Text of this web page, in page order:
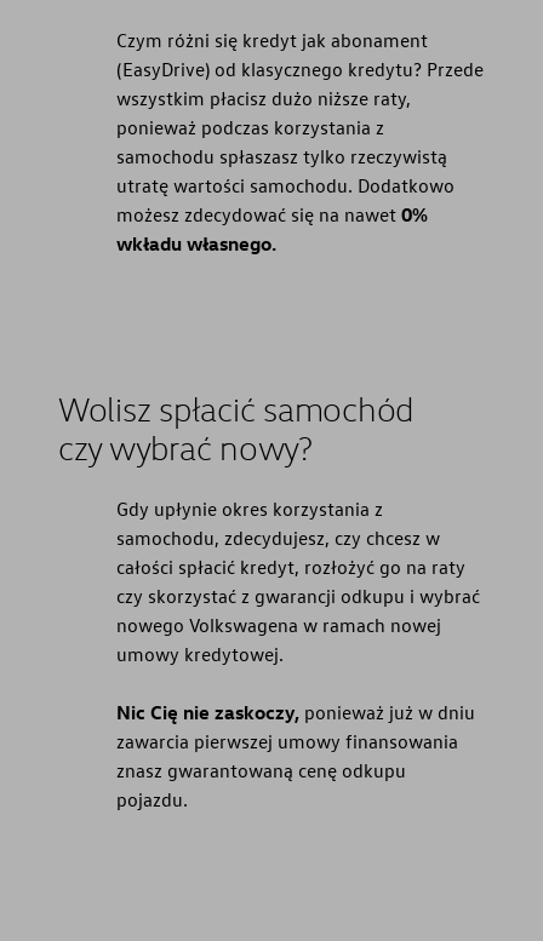
Czym różni się kredyt jak abonament
(EasyDrive) od klasycznego kredytu? Przede
wszystkim płacisz dużo niższe raty,
ponieważ podczas korzystania z
samochodu spłaszasz tylko rzeczywistą
utratę wartości samochodu. Dodatkowo
możesz zdecydować się na nawet 0%
wkładu własnego.
Wolisz spłacić samochód
czy wybrać nowy?
Gdy upłynie okres korzystania z
samochodu, zdecydujesz, czy chcesz w
całości spłacić kredyt, rozłożyć go na raty
czy skorzystać z gwarancji odkupu i wybrać
nowego Volkswagena w ramach nowej
umowy kredytowej.
Nic Cię nie zaskoczy, ponieważ już w dniu
zawarcia pierwszej umowy finansowania
znasz gwarantowaną cenę odkupu
pojazdu.